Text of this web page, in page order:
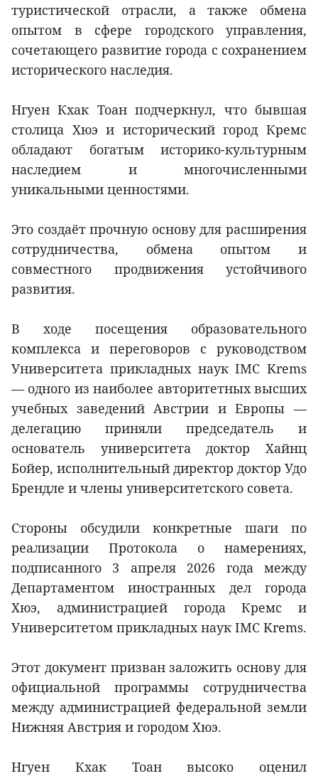
туристической отрасли, а также обмена
опытом в сфере городского управления,
сочетающего развитие города с сохранением
исторического наследия.
Нгуен Кхак Тоан подчеркнул, что бывшая
столица Хюэ и исторический город Кремс
обладают богатым историко-культурным
наследием и многочисленными
уникальными ценностями.
Это создаёт прочную основу для расширения
сотрудничества, обмена опытом и
совместного продвижения устойчивого
развития.
В ходе посещения образовательного
комплекса и переговоров с руководством
Университета прикладных наук IMC Krems
— одного из наиболее авторитетных высших
учебных заведений Австрии и Европы —
делегацию приняли председатель и
основатель университета доктор Хайнц
Бойер, исполнительный директор доктор Удо
Брендле и члены университетского совета.
Стороны обсудили конкретные шаги по
реализации Протокола о намерениях,
подписанного 3 апреля 2026 года между
Департаментом иностранных дел города
Хюэ, администрацией города Кремс и
Университетом прикладных наук IMC Krems.
Этот документ призван заложить основу для
официальной программы сотрудничества
между администрацией федеральной земли
Нижняя Австрия и городом Хюэ.
Нгуен Кхак Тоан высоко оценил